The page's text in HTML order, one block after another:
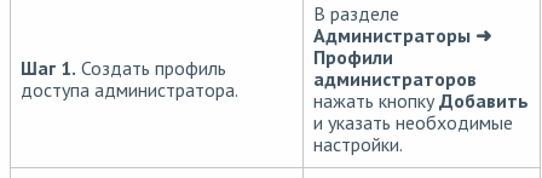
Шаг 1. Создать профиль
доступа администратора.
В разделе
Администраторы ➜
Профили
администраторов
нажать кнопкуДобавить
и указать необходимые
настройки.